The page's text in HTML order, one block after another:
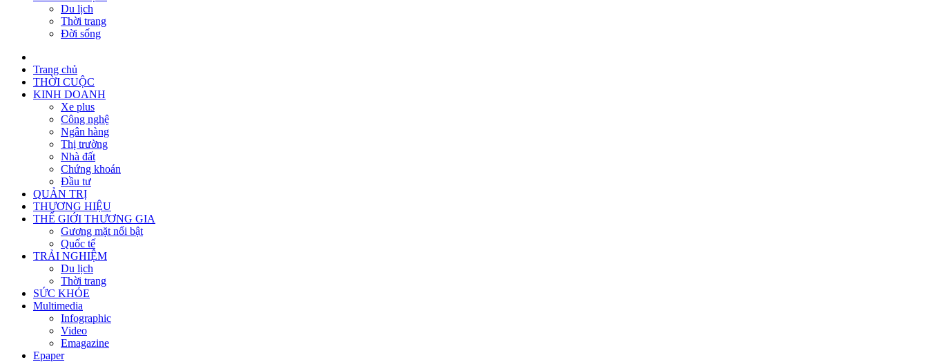
Du lịch
Thời trang
Đời sống
Trang chủ
THỜI CUỘC
KINH DOANH
Xe plus
Công nghệ
Ngân hàng
Thị trường
Nhà đất
Chứng khoán
Đầu tư
QUẢN TRỊ
THƯƠNG HIỆU
THẾ GIỚI THƯƠNG GIA
Gương mặt nổi bật
Quốc tế
TRẢI NGHIỆM
Du lịch
Thời trang
SỨC KHỎE
Multimedia
Infographic
Video
Emagazine
Epaper